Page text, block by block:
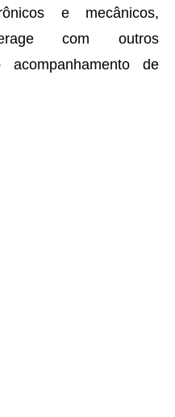
e mecânicos,
com outros
de